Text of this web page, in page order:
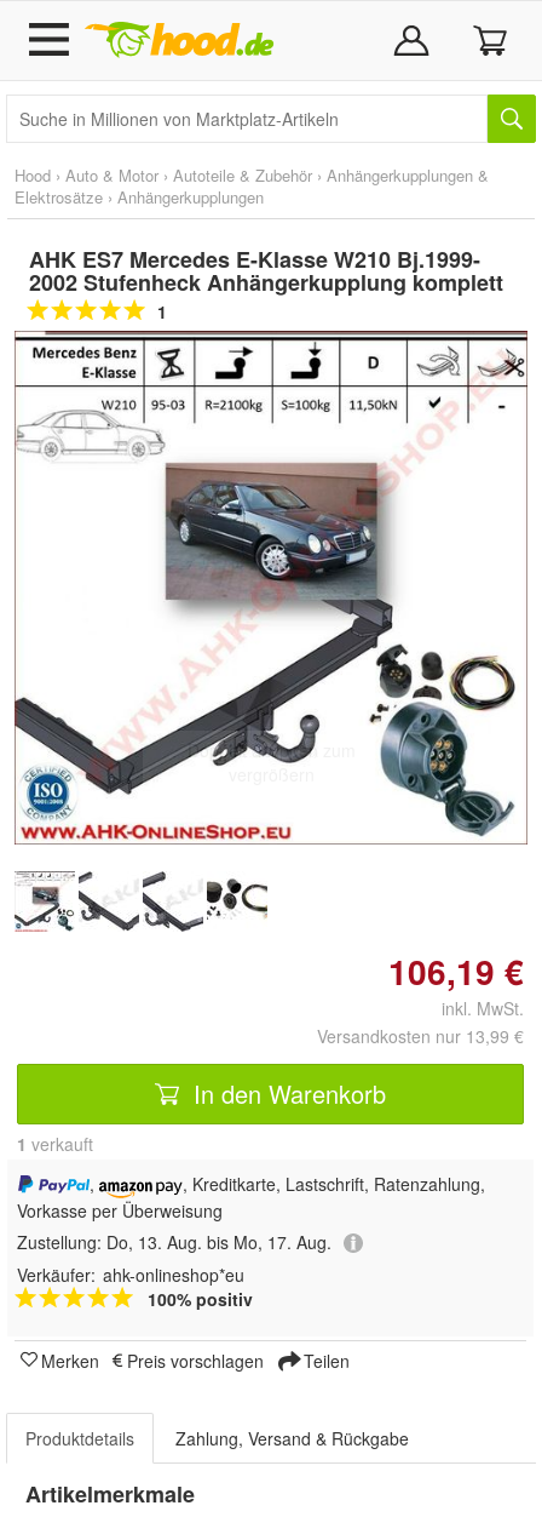
Hood › Auto & Motor › Autoteile & Zubehör › Anhängerkupplungen &
Elektrosätze › Anhängerkupplungen
AHK ES7 Mercedes E-Klasse W210 Bj.1999-
2002 Stufenheck Anhängerkupplung komplett
1
Doppelt antippen zum
106,19 €
inkl. MwSt.
Versandkosten nur 13,99 €
In den Warenkorb
1 verkauft
,
, Kreditkarte, Lastschrift, Ratenzahlung,
Vorkasse per Überweisung
Zustellung: Do, 13. Aug. bis Mo, 17. Aug.
Verkäufer: ahk-onlineshop*eu
100% positiv
Merken Preis vorschlagen Teilen
Produktdetails Zahlung, Versand & Rückgabe
Artikelmerkmale